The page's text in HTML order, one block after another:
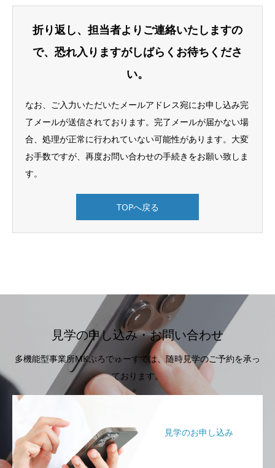
折り返し、担当者よりご連絡いたしますの
で、恐れ入りますがしばらくお待ちくださ
い。
なお、ご入力いただいたメールアドレス宛にお申し込み完
了メールが送信されております。完了メールが届かない場
合、処理が正常に行われていない可能性があります。大変
お手数ですが、再度お問い合わせの手続きをお願い致しま
す。
TOPへ戻る
見学の申し込み・お問い合わせ
多機能型事業所MKぷろでゅーすでは、随時見学のご予約を承っ
ております。
見学のお申し込み